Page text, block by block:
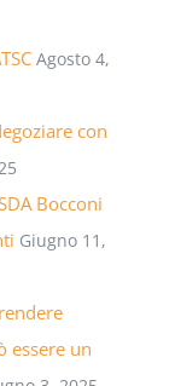
Agosto 4,
con
Bocconi
Giugno 11,
essere un